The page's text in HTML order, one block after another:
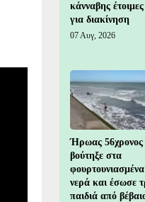
κάνναβης έτοιμες
για διακίνηση
07 Αυγ, 2026
Ήρωας 56χρονος
βούτηξε στα
φουρτουνιασμένα
νερά και έσωσε
παιδιά από